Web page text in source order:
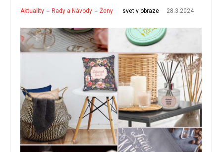
Aktuality Rady a Návody Ženy svet v obraze 28.3.2024